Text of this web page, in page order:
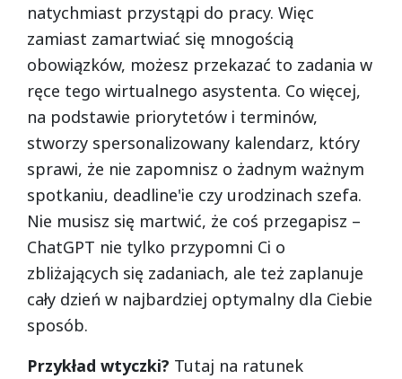
natychmiast przystąpi do pracy. Więc
zamiast zamartwiać się mnogością
obowiązków, możesz przekazać to zadania w
ręce tego wirtualnego asystenta. Co więcej,
na podstawie priorytetów i terminów,
stworzy spersonalizowany kalendarz, który
sprawi, że nie zapomnisz o żadnym ważnym
spotkaniu, deadline'ie czy urodzinach szefa.
Nie musisz się martwić, że coś przegapisz –
ChatGPT nie tylko przypomni Ci o
zbliżających się zadaniach, ale też zaplanuje
cały dzień w najbardziej optymalny dla Ciebie
sposób.
Przykład wtyczki? Tutaj na ratunek